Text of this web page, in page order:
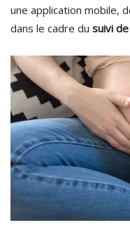
une application mobile,
dans le cadre du suivi